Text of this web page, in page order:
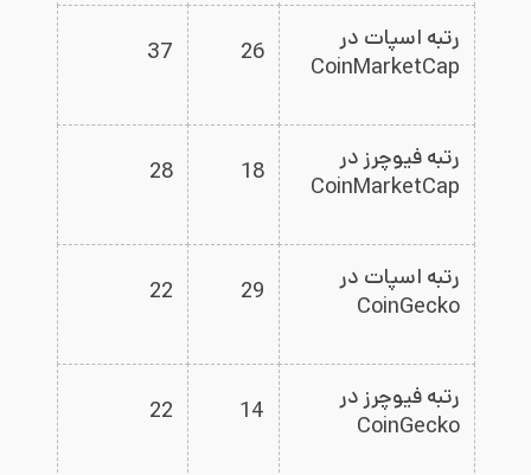
رتبه اسپات در
CoinMarketCap
26
37
رتبه فیوچرز در
CoinMarketCap
18
28
رتبه اسپات در
CoinGecko
29
22
رتبه فیوچرز در
CoinGecko
14
22